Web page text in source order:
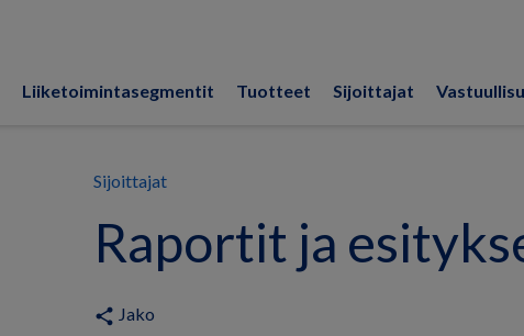
Liiketoimintasegmentit Tuotteet Sijoittajat
Sijoittajat
Raportit ja
share Jako